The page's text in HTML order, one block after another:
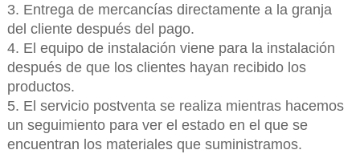
3. Entrega de mercancías directamente a la granja
del cliente después del pago.
4. El equipo de instalación viene para la instalación
después de que los clientes hayan recibido los
productos.
5. El servicio postventa se realiza mientras hacemos
un seguimiento para ver el estado en el que se
encuentran los materiales que suministramos.